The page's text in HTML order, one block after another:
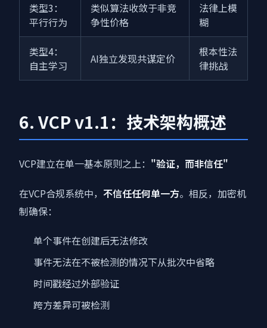
类型3：
平行行为
类似算法收敛于非竞
争性价格
法律上模
糊
类型4：
自主学习
AI独立发现共谋定价
根本性法
律挑战
6. VCP v1.1：技术架构概述
VCP建立在单一基本原则之上： "验证，而非信任"
在VCP合规系统中， 不信任任何单一方。相反，加密机
制确保：
单个事件在创建后无法修改
事件无法在不被检测的情况下从批次中省略
时间戳经过外部验证
跨方差异可被检测